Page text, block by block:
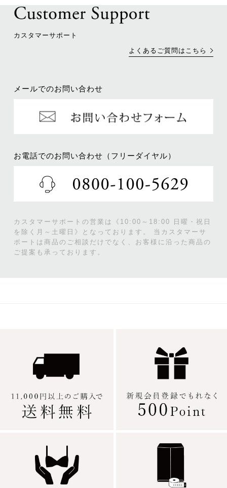
カスタマーサポート
よくあるご質問はこちら
メールでのお問い合わせ
お電話でのお問い合わせ（フリーダイヤル）
カスタマーサポートの営業は《10:00～18:00 日曜・祝日
を除く月～土曜日》となっております。
当カスタマーサ
ポートは商品のご相談だけでなく、お客様に沿った商品の
ご提案も承っております。